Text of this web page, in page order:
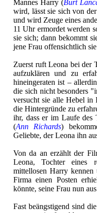
Mannes Harry (Burt
wird, lässt sie sich von
und wird Zeuge eines
11 Uhr ermordet werden
sie sich; dann bekommt
jene Frau offensichtlich
Zuerst ruft Leona bei der
aufzuklären und zu
hineingeraten ist –
die sich nicht besonders
versucht sie alle Hebel in
die Hintergründe zu
ihr, dass er im Laufe des
(Ann Richards)
Geliebte, der Leona ihn
Von da an erzählt der
Leona, Tochter eines
mittellosen Harry
Firma einen Posten
könnte, seine Frau nun
Fast beängstigend sind